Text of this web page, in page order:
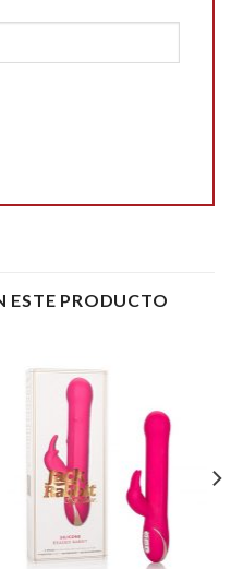
ESTE PRODUCTO